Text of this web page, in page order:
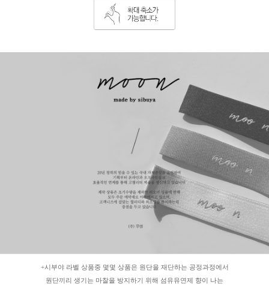
+시부야 라벨 상품중 몇몇 상품은 원단을 재단하는 공정과정에서
원단끼리 생기는 마찰을 방지하기 위해 섬유유연제 향이 나는